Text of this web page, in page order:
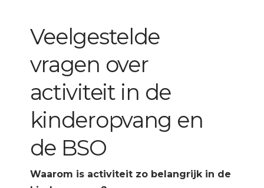
Veelgestelde
vragen over
activiteit in de
kinderopvang en
de BSO
Waarom is activiteit zo belangrijk in de